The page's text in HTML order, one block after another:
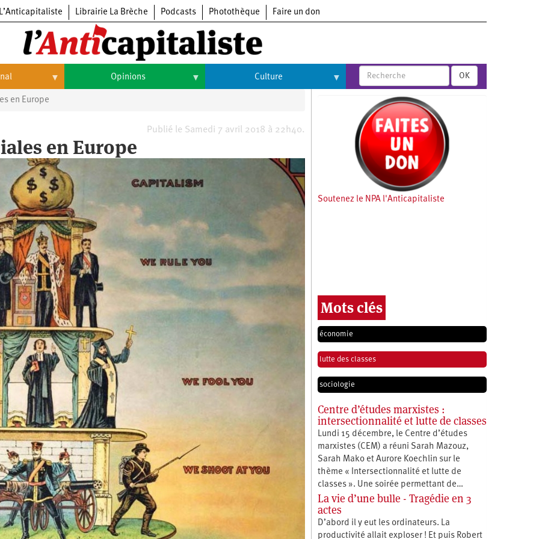
L’Anticapitaliste Librairie La Brèche Podcasts Photothèque Faire un don
Opinions Culture
Arts
OK
en Europe
Publié le Samedi 7 avril 2018 à 22h40.
en Europe
Soutenez le NPA l'Anticapitaliste
Mots clés
économie
lutte des classes
sociologie
Centre d’études marxistes :
intersectionnalité et lutte de classes
Lundi 15 décembre, le Centre d’études
marxistes (CEM) a réuni Sarah Mazouz,
Sarah Mako et Aurore Koechlin sur le
thème « Intersectionnalité et lutte de
classes ». Une soirée permettant de…
La vie d’une bulle - Tragédie en 3
actes
D’abord il y eut les ordinateurs. La
productivité allait exploser ! Et puis Robert